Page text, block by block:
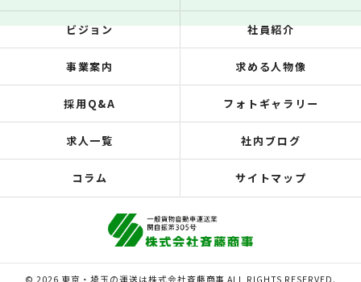
ビジョン 社員紹介
事業案内 求める人物像
採用Q&A フォトギャラリー
求人一覧 社内ブログ
コラム サイトマップ
© 2026 東京・埼玉の運送は株式会社斉藤商事 ALL RIGHTS RESERVED.